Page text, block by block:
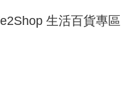
生活百貨專區